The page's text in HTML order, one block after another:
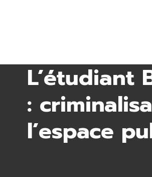
L’étudiant
:
l’espace